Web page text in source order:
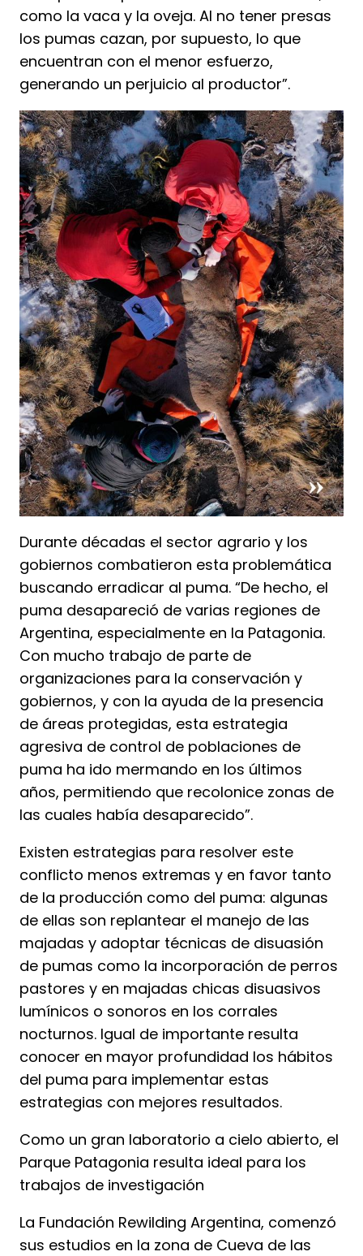
como la vaca y la oveja. Al no tener presas
los pumas cazan, por supuesto, lo que
encuentran con el menor esfuerzo,
generando un perjuicio al productor”.
Durante décadas el sector agrario y los
gobiernos combatieron esta problemática
buscando erradicar al puma. “De hecho, el
puma desapareció de varias regiones de
Argentina, especialmente en la Patagonia.
Con mucho trabajo de parte de
organizaciones para la conservación y
gobiernos, y con la ayuda de la presencia
de áreas protegidas, esta estrategia
agresiva de control de poblaciones de
puma ha ido mermando en los últimos
años, permitiendo que recolonice zonas de
las cuales había desaparecido”.
Existen estrategias para resolver este
conflicto menos extremas y en favor tanto
de la producción como del puma: algunas
de ellas son replantear el manejo de las
majadas y adoptar técnicas de disuasión
de pumas como la incorporación de perros
pastores y en majadas chicas disuasivos
lumínicos o sonoros en los corrales
nocturnos. Igual de importante resulta
conocer en mayor profundidad los hábitos
del puma para implementar estas
estrategias con mejores resultados.
Como un gran laboratorio a cielo abierto, el
Parque Patagonia resulta ideal para los
trabajos de investigación
La Fundación Rewilding Argentina, comenzó
sus estudios en la zona de Cueva de las